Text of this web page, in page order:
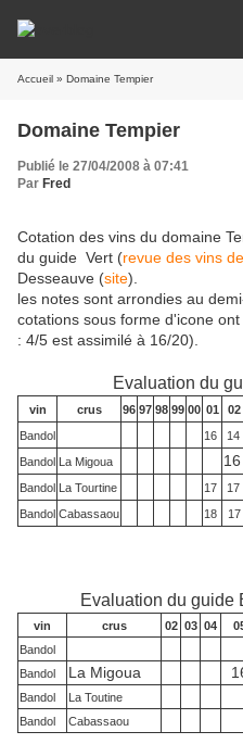
Accueil » Domaine Tempier
Domaine Tempier
Publié le 27/04/2008 à 07:41
Par Fred
Cotation des vins du domaine
du guide Vert (revue des vins
Desseauve (site).
les notes sont arrondies au
cotations sous forme d'icone
: 4/5 est assimilé à 16/20).
Evaluation du
vin crus 96 97 98 99 00 01 02
Bandol
16 14
Bandol La Migoua 16
Bandol La Tourtine 17 17
Bandol Cabassaou 18 17
Evaluation du guide
vin crus 02 03 04
Bandol
Bandol
La Migoua
Bandol La Toutine
Bandol
Cabassaou